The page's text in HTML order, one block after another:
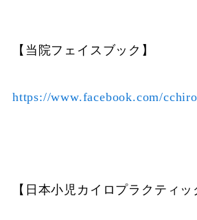
【当院フェイスブック】
https://www.facebook.com/
【日本小児カイロプラクティッ